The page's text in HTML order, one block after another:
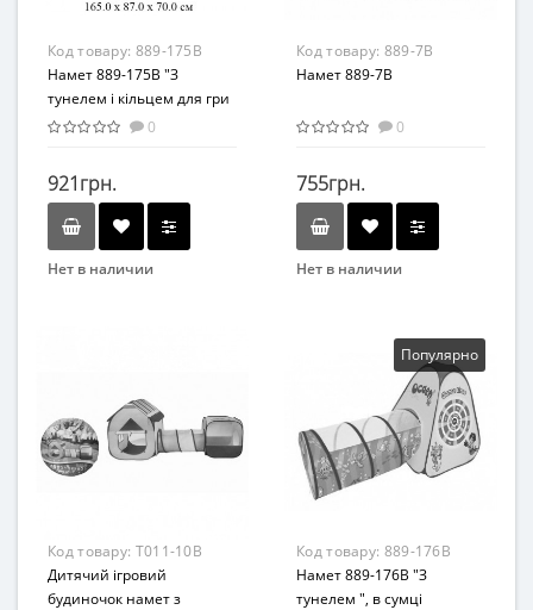
Код товару: 889-175B
Намет 889-175B "З
тунелем і кільцем для гри
в м'яч"
0
921грн.
Нет в наличии
Материал
Текстиль
Код товару: 889-7B
Намет 889-7B
0
755грн.
Нет в наличии
Возрастная группа
Текстиль
Код товару: T011-10B
Дитячий ігровий
будиночок намет з
Популярно
Код товару: 889-176B
Намет 889-176B "З
тунелем ", в сумці